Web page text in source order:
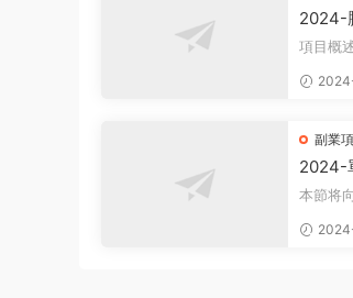
2024-
一樣的
項目概述 騰訊的流量變現模式對
式有所
副業
2024-
最新聊
本節将
項目實